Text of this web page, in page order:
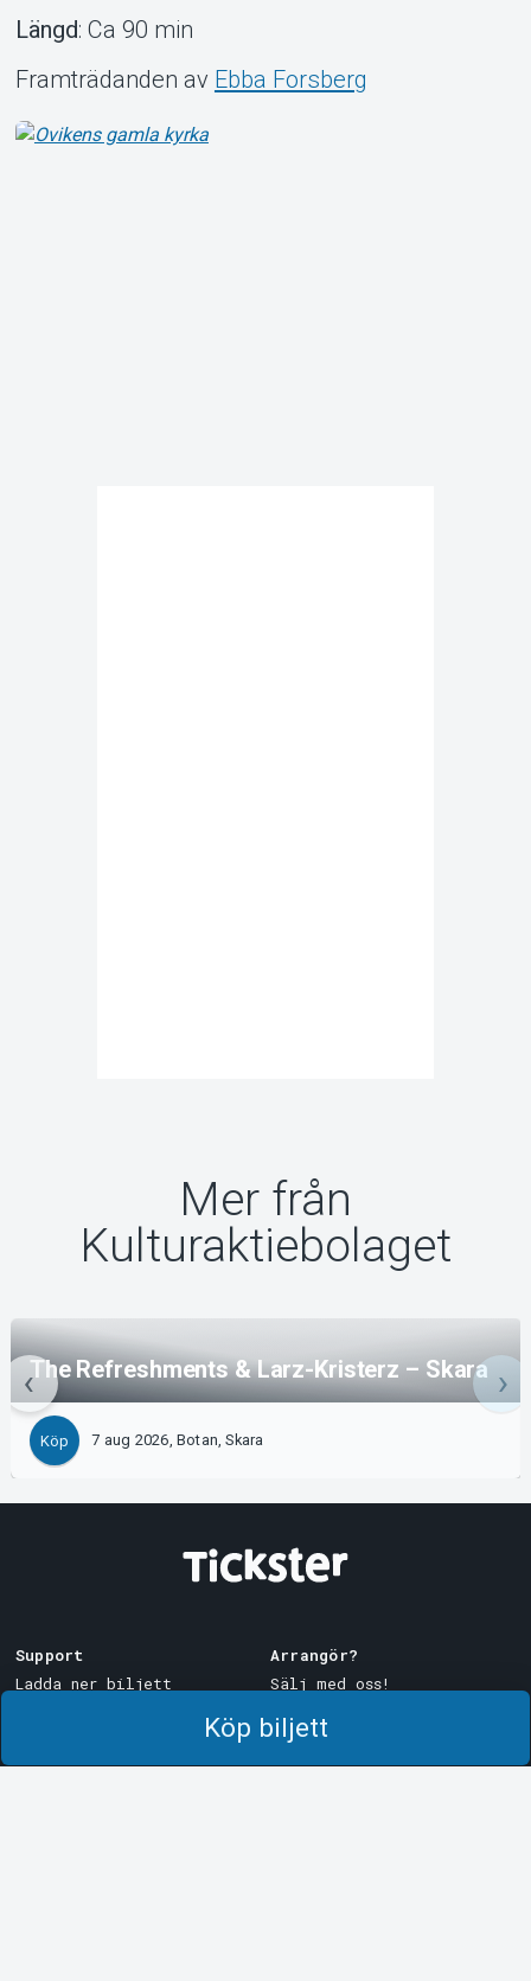
Köp biljett
Längd: Ca 90 min
Framträdanden av Ebba Forsberg
Mer från
Kulturaktiebolaget
The Refreshments & Larz-Kristerz – Skara
Köp 7 aug 2026, Botan, Skara
Support
Ladda ner biljett
Arrangör?
Sälj med oss!
Logga in i Manager